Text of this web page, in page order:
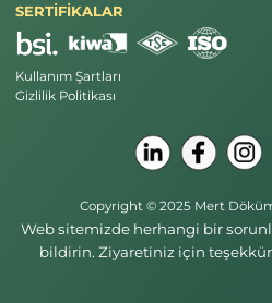
SERTİFİKALAR
Kullanım Şartları
Gizlilik Politikası
Copyright © 2025 Mert
Web sitemizde herhangi bir
bildirin. Ziyaretiniz için